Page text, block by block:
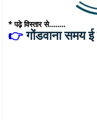
* पढ़े विस्तार से........
👉गोंडवाना समय